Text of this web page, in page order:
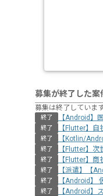
募集が終了した案
募集は終了していま
終了 【Android】
終了 【Flutter】
終了 【Kotlin/
終了 【Flutter】
終了 【Flutter】
終了 【派遣】【
終了 【Android】
終了 【Android】